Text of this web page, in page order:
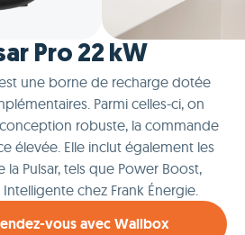
Pro 22 kW
une borne de recharge dotée
Parmi celles-ci, on
robuste, la commande
élevée. Elle inclut également les
Pulsar, tels que Power Boost,
chez Frank Énergie.
vous avec Wallbox